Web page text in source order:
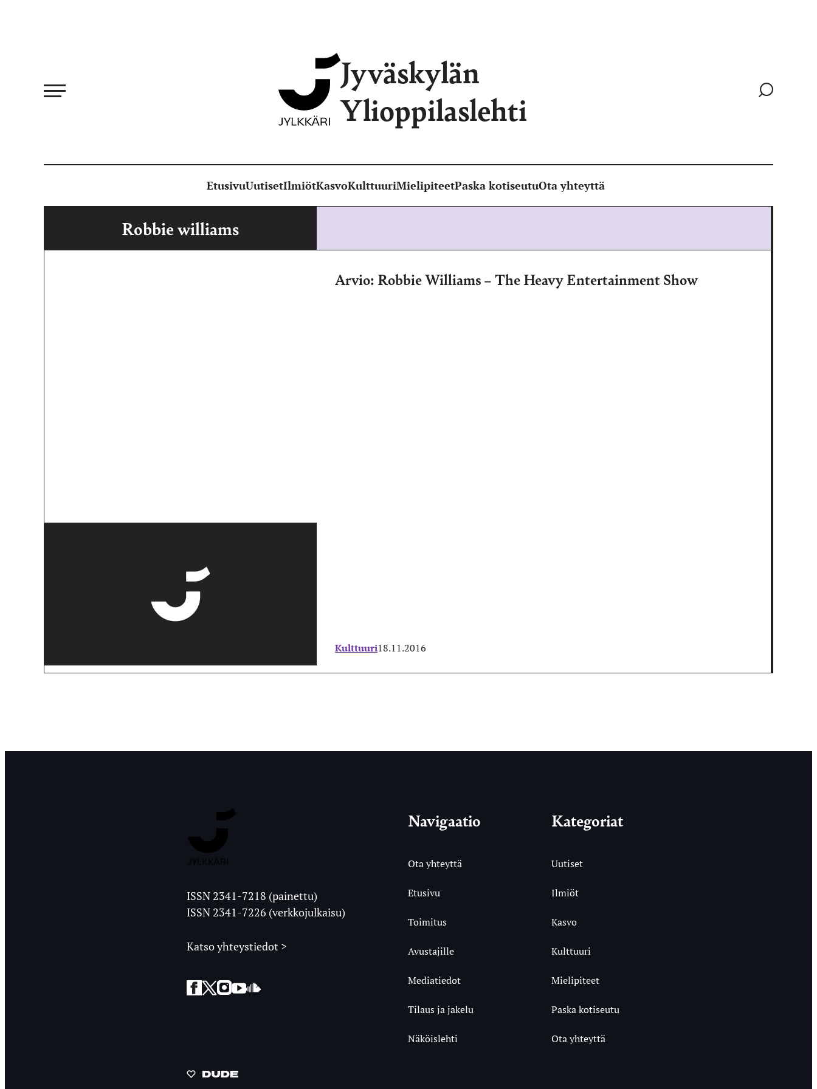
Jyväskylän
Ylioppilaslehti
Siirry
EtusivuUutisetIlmiötKasvoKulttuuriMielipiteetPaska kotiseutuOta yhteyttä
Robbie williams
Arvio: Robbie Williams – The Heavy Entertainment Show
Kulttuuri18.11.2016
Ylioppilaslehti
ISSN 2341-7218 (painettu)
ISSN 2341-7226 (verkkojulkaisu)
Katso yhteystiedot >
Facebook
Twitter
Instagram
YouTubeSoundCloud
Navigaatio
Ota yhteyttä
Etusivu
Toimitus
Avustajille
Mediatiedot
Tilaus ja jakelu
Näköislehti
Kategoriat
Uutiset
Ilmiöt
Kasvo
Kulttuuri
Mielipiteet
Paska kotiseutu
Ota yhteyttä